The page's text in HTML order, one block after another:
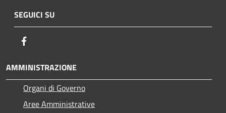
SEGUICI SU
AMMINISTRAZIONE
Organi di Governo
Aree Amministrative